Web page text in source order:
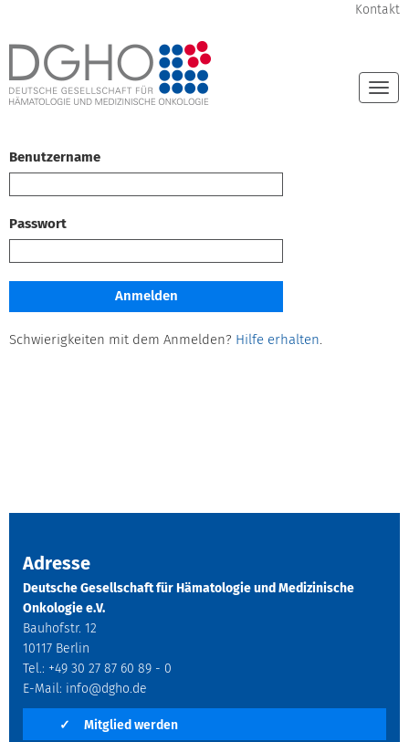
Kontakt
Benutzername
Passwort
Schwierigkeiten mit dem Anmelden? Hilfe erhalten.
Adresse
Deutsche Gesellschaft für Hämatologie und Medizinische
Onkologie e.V.
Bauhofstr. 12
10117 Berlin
Tel.: +49 30 27 87 60 89 - 0
E-Mail: info@dgho.de
✓ Mitglied werden